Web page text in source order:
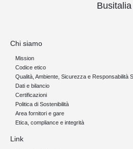
Busitalia
Chi siamo
Mission
Codice etico
Qualità, Ambiente, Sicurezza e Responsabilità
Dati e bilancio
Certificazioni
Politica di Sostenibilità
Area fornitori e gare
Etica, compliance e integrità
Link